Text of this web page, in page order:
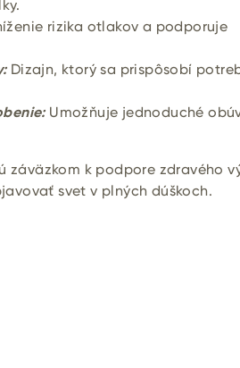
rizika otlakov a podporuje
Dizajn, ktorý sa prispôsobí
Umožňuje jednoduché
záväzkom k podpore zdravého
svet v plných dúškoch.